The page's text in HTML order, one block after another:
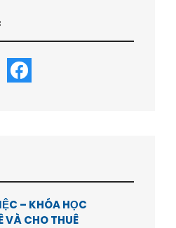
– KHÓA HỌC
VÀ CHO THUÊ